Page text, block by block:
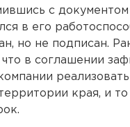
с
в его
но не подписан.
что в соглашении
реализовать
края, и то